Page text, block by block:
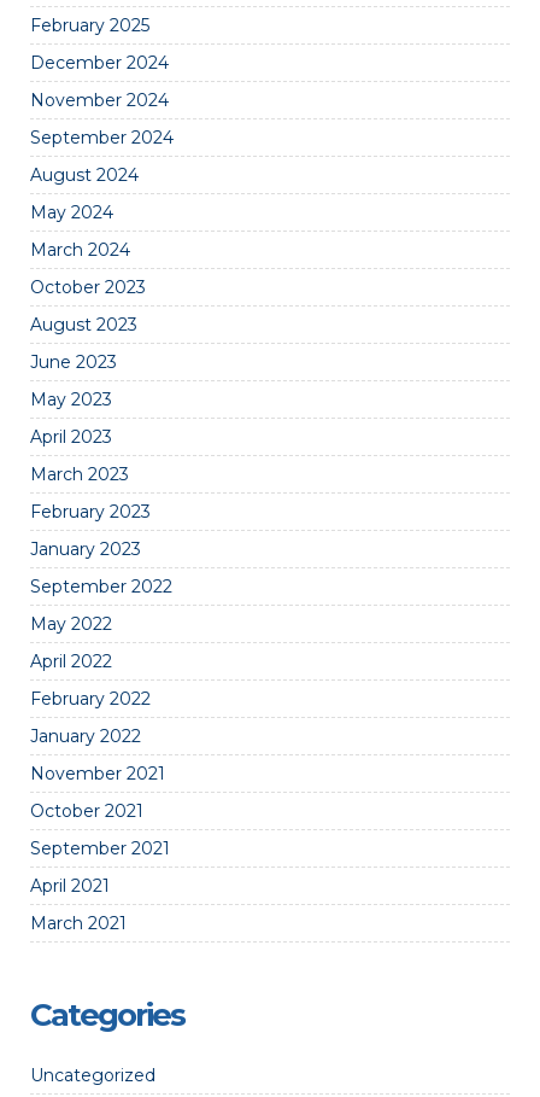
February 2025
December 2024
November 2024
September 2024
August 2024
May 2024
March 2024
October 2023
August 2023
June 2023
May 2023
April 2023
March 2023
February 2023
January 2023
September 2022
May 2022
April 2022
February 2022
January 2022
November 2021
October 2021
September 2021
April 2021
March 2021
Categories
Uncategorized